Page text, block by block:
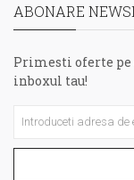
ABONARE
Primesti oferte
inboxul tau!